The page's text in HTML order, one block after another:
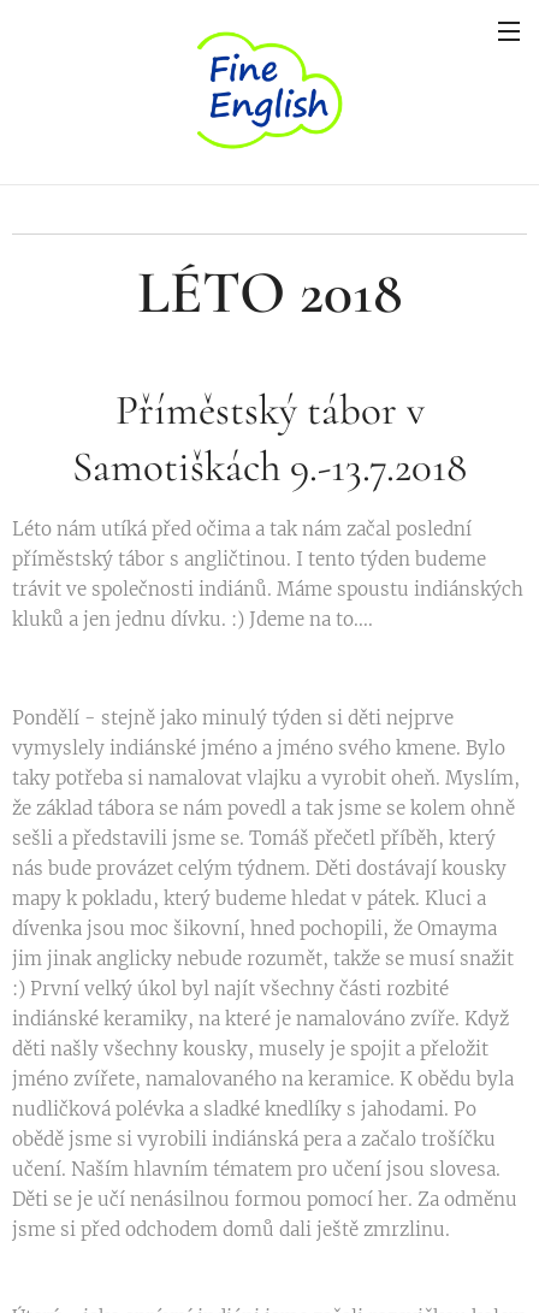
LÉTO 2018
Příměstský tábor v
Samotiškách 9.-13.7.2018
Léto nám utíká před očima a tak nám začal poslední
příměstský tábor s angličtinou. I tento týden budeme
trávit ve společnosti indiánů. Máme spoustu indiánských
kluků a jen jednu dívku. :) Jdeme na to....
Pondělí - stejně jako minulý týden si děti nejprve
vymyslely indiánské jméno a jméno svého kmene. Bylo
taky potřeba si namalovat vlajku a vyrobit oheň. Myslím,
že základ tábora se nám povedl a tak jsme se kolem ohně
sešli a představili jsme se. Tomáš přečetl příběh, který
nás bude provázet celým týdnem. Děti dostávají kousky
mapy k pokladu, který budeme hledat v pátek. Kluci a
dívenka jsou moc šikovní, hned pochopili, že Omayma
jim jinak anglicky nebude rozumět, takže se musí snažit
:) První velký úkol byl najít všechny části rozbité
indiánské keramiky, na které je namalováno zvíře. Když
děti našly všechny kousky, musely je spojit a přeložit
jméno zvířete, namalovaného na keramice. K obědu byla
nudličková polévka a sladké knedlíky s jahodami. Po
obědě jsme si vyrobili indiánská pera a začalo trošíčku
učení. Naším hlavním tématem pro učení jsou slovesa.
Děti se je učí nenásilnou formou pomocí her. Za odměnu
jsme si před odchodem domů dali ještě zmrzlinu.